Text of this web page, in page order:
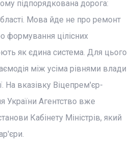
підпорядкована дорога:
Мова йде не про ремонт
формування цілісних
як єдина система. Для цього
між усіма рівнями влади
На вказівку Віцепрем'єр-
України Агентство вже
Кабінету Міністрів, який